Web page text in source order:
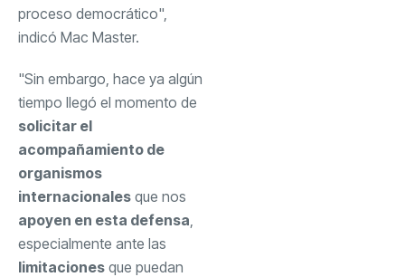
proceso democrático",
indicó Mac Master.
"Sin embargo, hace ya algún
tiempo llegó el momento de
solicitar el
acompañamiento de
organismos
internacionales que nos
apoyen en esta defensa
especialmente ante las
limitaciones que puedan